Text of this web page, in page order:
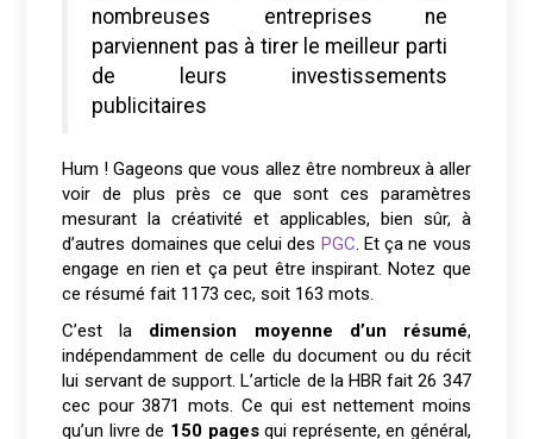
nombreuses entreprises ne
parviennent pas à tirer le meilleur parti
de leurs investissements
publicitaires
Hum ! Gageons que vous allez être nombreux à aller
voir de plus près ce que sont ces paramètres
mesurant la créativité et applicables, bien sûr, à
d’autres domaines que celui des PGC. Et ça ne vous
engage en rien et ça peut être inspirant. Notez que
ce résumé fait 1173 cec, soit 163 mots.
C’est la dimension moyenne d’un résumé,
indépendamment de celle du document ou du récit
lui servant de support. L’article de la HBR fait 26 347
cec pour 3871 mots. Ce qui est nettement moins
qu’un livre de 150 pagesqui représente, en général,